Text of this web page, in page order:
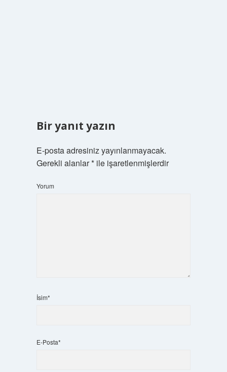
Bir yanıt yazın
E-posta adresiniz yayınlanmayacak.
Gerekli alanlar*ile işaretlenmişlerdir
Yorum
İsim*
E-Posta*